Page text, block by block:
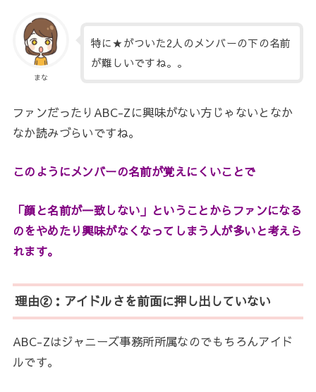
まな
特に★がついた2人のメンバーの下の名前
が難しいですね。。
ファンだったりABC-Zに興味がない方じゃないとなか
なか読みづらいですね。
このようにメンバーの名前が覚えにくいことで
「顔と名前が一致しない」ということからファンになる
のをやめたり興味がなくなってしまう人が多いと考えら
れます。
理由②：アイドルさを前面に押し出していない
ABC-Zはジャニーズ事務所所属なのでもちろんアイド
ルです。